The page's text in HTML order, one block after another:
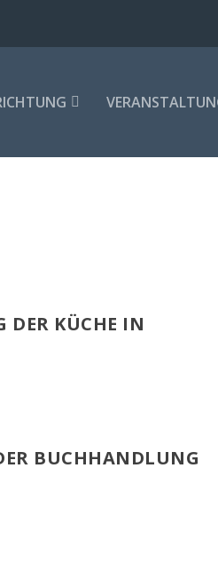
DER KÜCHE IN
BUCHHANDLUNG